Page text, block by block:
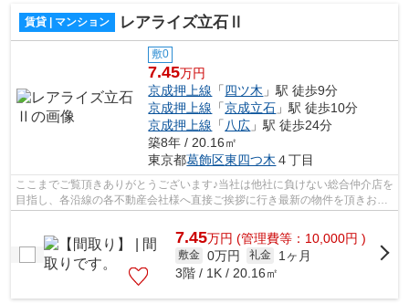
賃貸 | マンション レアライズ立石Ⅱ
敷0
7.45万円
京成押上線 「四ツ木 」駅 徒歩9分
京成押上線 「京成立石 」駅 徒歩10分
京成押上線 「八広 」駅 徒歩24分
築8年 / 20.16㎡
東京都葛飾区東四つ木 ４丁目
ここまでご覧頂きありがとうございます♪当社は他社に負けない総合仲介店を
目指し、各沿線の各不動産会社様へ直接ご挨拶に行き最新の物件を頂きお客
7.45万円 (管理費等：10,000円 )
敷金 0万円 礼金
1ヶ月
3階 / 1K / 20.16㎡